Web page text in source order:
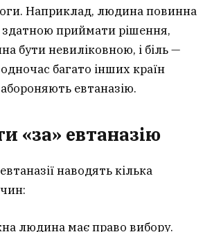
Наприклад, людина повинна
здатною приймати рішення,
бути невиліковною, і біль —
багато інших країн
евтаназію.
«за» евтаназію
наводять кілька
людина має право вибору.